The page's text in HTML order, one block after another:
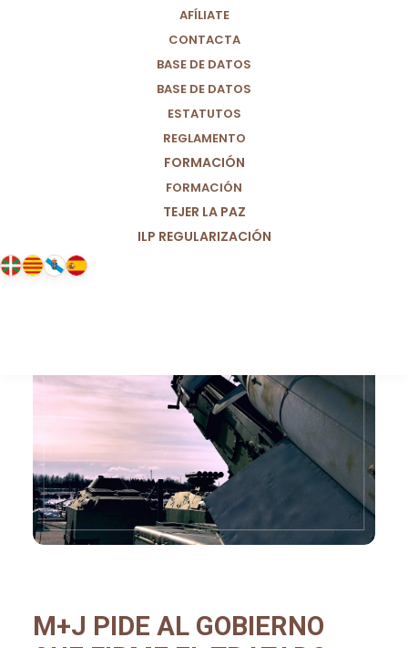
AFÍLIATE
CONTACTA
BASE DE DATOS
BASE DE DATOS
ESTATUTOS
REGLAMENTO
FORMACIÓN
FORMACIÓN
TEJER LA PAZ
ILP REGULARIZACIÓN
MÁS JUSTO (M+J)
M+J PIDE AL GOBIERNO